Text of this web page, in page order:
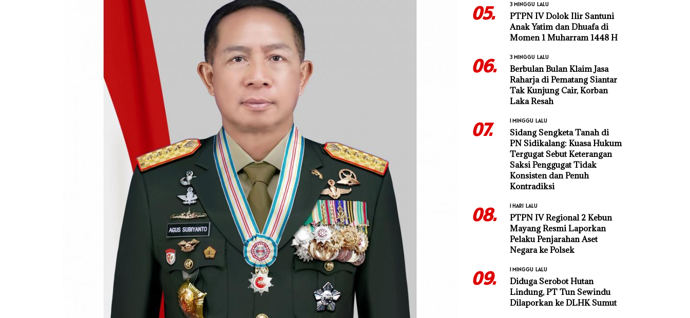
05. 3 MINGGU LALU
PTPN IV Dolok Ilir Santuni
Anak Yatim dan Dhuafa di
Momen 1 Muharram 1448 H
06. 3 MINGGU LALU
Berbulan Bulan Klaim Jasa
Raharja di Pematang Siantar
Tak Kunjung Cair, Korban
Laka Resah
07. 1 MINGGU LALU
Sidang Sengketa Tanah di
PN Sidikalang: Kuasa Hukum
Tergugat Sebut Keterangan
Saksi Penggugat Tidak
Konsisten dan Penuh
Kontradiksi
08. 1 HARI LALU
PTPN IV Regional 2 Kebun
Mayang Resmi Laporkan
Pelaku Penjarahan Aset
Negara ke Polsek
09. 1 MINGGU LALU
Diduga Serobot Hutan
Lindung, PT Tun Sewindu
Dilaporkan ke DLHK Sumut